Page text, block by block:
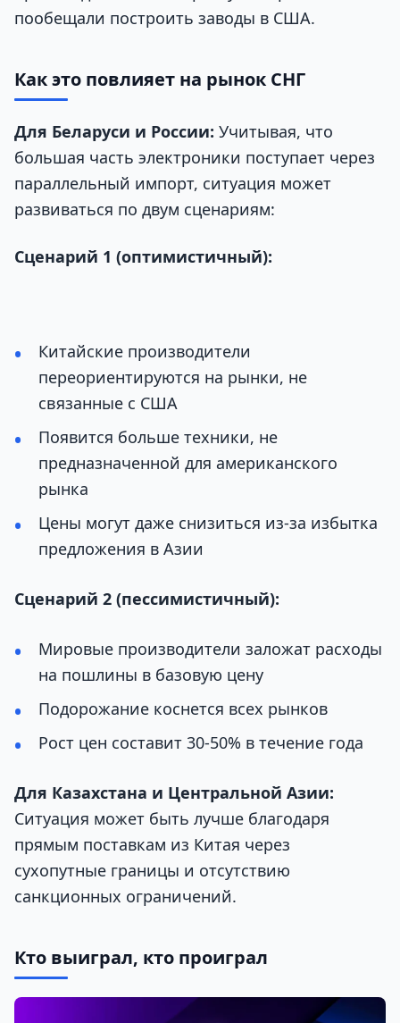
пообещали построить заводы в США.
Как это повлияет на рынок СНГ
Для Беларуси и России: Учитывая, что
большая часть электроники поступает через
параллельный импорт, ситуация может
развиваться по двум сценариям:
Сценарий 1 (оптимистичный):
Китайские производители
переориентируются на рынки, не
связанные с США
Появится больше техники, не
предназначенной для американского
рынка
Цены могут даже снизиться из-за избытка
предложения в Азии
Сценарий 2 (пессимистичный):
Мировые производители заложат расходы
на пошлины в базовую цену
Подорожание коснется всех рынков
Рост цен составит 30-50% в течение года
Для Казахстана и Центральной Азии:
Ситуация может быть лучше благодаря
прямым поставкам из Китая через
сухопутные границы и отсутствию
санкционных ограничений.
Кто выиграл, кто проиграл